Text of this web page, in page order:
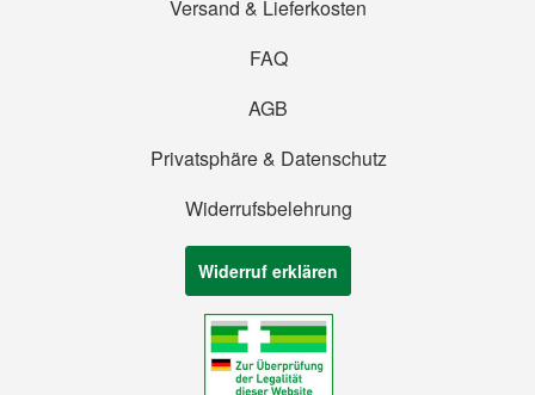
Versand & Lieferkosten
FAQ
AGB
Privatsphäre & Datenschutz
Widerrufsbelehrung
Widerruf erklären